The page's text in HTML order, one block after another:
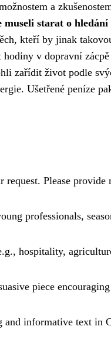
a
starat o
kteří by jinak
v dopravní
zařídit život podle
Ušetřené peníze
Please
professionals,
hospitality,
piece
informative text